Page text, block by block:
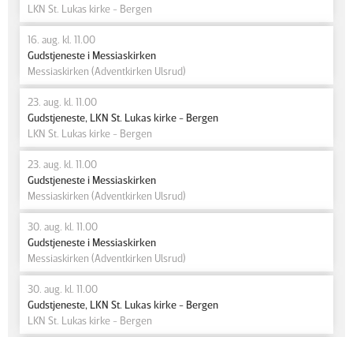
LKN St. Lukas kirke - Bergen
16. aug. kl. 11.00
Gudstjeneste i Messiaskirken
Messiaskirken (Adventkirken Ulsrud)
23. aug. kl. 11.00
Gudstjeneste, LKN St. Lukas kirke - Bergen
LKN St. Lukas kirke - Bergen
23. aug. kl. 11.00
Gudstjeneste i Messiaskirken
Messiaskirken (Adventkirken Ulsrud)
30. aug. kl. 11.00
Gudstjeneste i Messiaskirken
Messiaskirken (Adventkirken Ulsrud)
30. aug. kl. 11.00
Gudstjeneste, LKN St. Lukas kirke - Bergen
LKN St. Lukas kirke - Bergen